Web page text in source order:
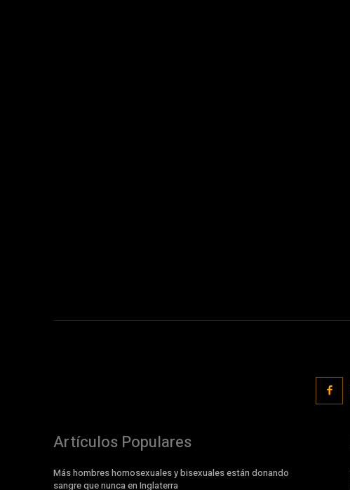
Artículos Populares
Más hombres homosexuales y bisexuales están donando
sangre que nunca en Inglaterra